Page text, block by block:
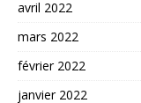
avril 2022
mars 2022
février 2022
janvier 2022